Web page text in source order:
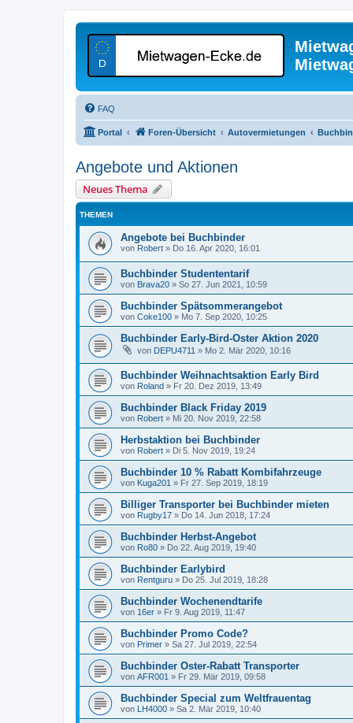
FAQ
Portal Foren-Übersicht Autovermietungen
Angebote und Aktionen
Neues Thema
THEMEN
Angebote bei Buchbinder
von Robert » Do 16. Apr 2020, 16:01
Buchbinder Studententarif
von Brava20 » So 27. Jun 2021, 10:59
Buchbinder Spätsommerangebot
von Coke100 » Mo 7. Sep 2020, 10:25
Buchbinder Early-Bird-Oster Aktion 2020
von DEPU4711 » Mo 2. Mär 2020, 10:16
Buchbinder Weihnachtsaktion Early Bird
von Roland » Fr 20. Dez 2019, 13:49
Buchbinder Black Friday 2019
von Robert » Mi 20. Nov 2019, 22:58
Herbstaktion bei Buchbinder
von Robert » Di 5. Nov 2019, 19:24
Buchbinder 10 % Rabatt Kombifahrzeuge
von Kuga201 » Fr 27. Sep 2019, 18:19
Billiger Transporter bei Buchbinder mieten
von Rugby17 » Do 14. Jun 2018, 17:24
Buchbinder Herbst-Angebot
von Ro80 » Do 22. Aug 2019, 19:40
Buchbinder Earlybird
von Rentguru » Do 25. Jul 2019, 18:28
Buchbinder Wochenendtarife
von 16er » Fr 9. Aug 2019, 11:47
Buchbinder Promo Code?
von Primer » Sa 27. Jul 2019, 22:54
Buchbinder Oster-Rabatt Transporter
von AFR001 » Fr 29. Mär 2019, 09:58
Buchbinder Special zum Weltfrauentag
von LH4000 » Sa 2. Mär 2019, 10:40